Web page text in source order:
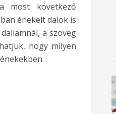
most következő
énekelt dalok is
a szöveg
hogy milyen